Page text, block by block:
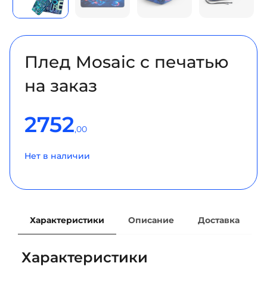
Плед Mosaic с печатью
на заказ
2752,00
Нет в наличии
Характеристики Описание Доставка
Характеристики